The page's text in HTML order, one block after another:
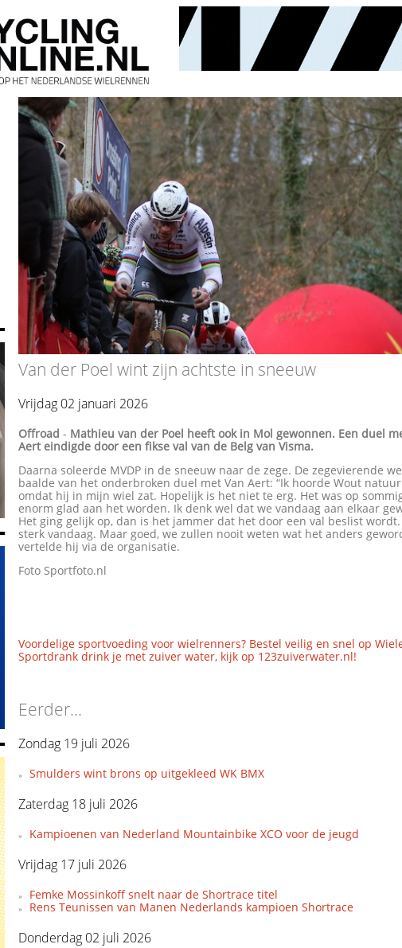
Van der Poel wint zijn achtste in sneeuw
Vrijdag 02 januari 2026
Offroad - Mathieu van der Poel heeft ook in Mol gewonnen. Een duel
Aert eindigde door een fikse val van de Belg van Visma.
Daarna soleerde MVDP in de sneeuw naar de zege. De zegevierende
baalde van het onderbroken duel met VanAert: “Ik hoorde Wout
omdat hij in mijn wiel zat. Hopelijk is het niet te erg. Het was op
enorm glad aan het worden. Ik denk wel dat we vandaag aan elkaar
Het ging gelijk op, dan is het jammer dat het door een val beslist wordt.
sterk vandaag. Maar goed, we zullen nooit weten wat het anders
vertelde hij via de organisatie.
Foto Sportfoto.nl
Voordelige sportvoeding voor wielrenners? Bestel veilig en snel op
Sportdrank drink je met zuiver water, kijk op 123zuiverwater.nl!
Eerder...
Zondag 19 juli 2026
Smulders wint brons op uitgekleed WK BMX
Zaterdag 18 juli 2026
Kampioenen van Nederland Mountainbike XCO voor de jeugd
Vrijdag 17 juli 2026
Femke Mossinkoff snelt naar de Shortrace titel
Rens Teunissen van Manen Nederlands kampioen Shortrace
Donderdag 02 juli 2026